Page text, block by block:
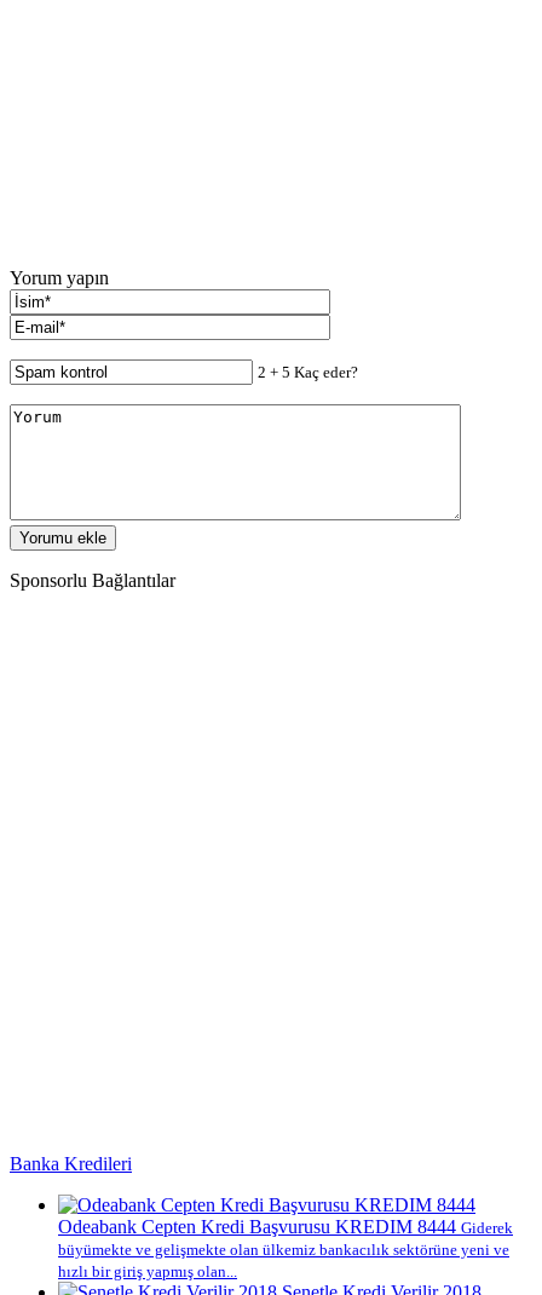
Yorum yapın
2 + 5 Kaç eder?
Sponsorlu Bağlantılar
Banka Kredileri
Odeabank Cepten Kredi Başvurusu KREDIM 8444 Giderek
büyümekte ve gelişmekte olan ülkemiz bankacılık sektörüne yeni ve
hızlı bir giriş yapmış olan...